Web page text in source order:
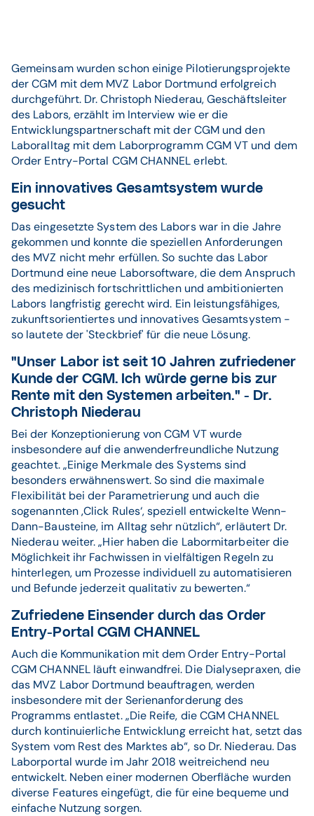
Gemeinsam wurden schon einige Pilotierungsprojekte
der CGM mit dem MVZ Labor Dortmund erfolgreich
durchgeführt. Dr. Christoph Niederau, Geschäftsleiter
des Labors, erzählt im Interview wie er die
Entwicklungspartnerschaft mit der CGM und den
Laboralltag mit dem Laborprogramm CGM VT und dem
Order Entry-Portal CGM CHANNEL erlebt.
Ein innovatives Gesamtsystem wurde
gesucht
Das eingesetzte System des Labors war in die Jahre
gekommen und konnte die speziellen Anforderungen
des MVZ nicht mehr erfüllen. So suchte das Labor
Dortmund eine neue Laborsoftware, die dem Anspruch
des medizinisch fortschrittlichen und ambitionierten
Labors langfristig gerecht wird. Ein leistungsfähiges,
zukunftsorientiertes und innovatives Gesamtsystem -
so lautete der 'Steckbrief' für die neue Lösung.
"Unser Labor ist seit 10 Jahren zufriedener
Kunde der CGM. Ich würde gerne bis zur
Rente mit den Systemen arbeiten." - Dr.
Christoph Niederau
Bei der Konzeptionierung von CGM VT wurde
insbesondere auf die anwenderfreundliche Nutzung
geachtet. „Einige Merkmale des Systems sind
besonders erwähnenswert. So sind die maximale
Flexibilität bei der Parametrierung und auch die
sogenannten ‚Click Rules‘, speziell entwickelte Wenn-
Dann-Bausteine, im Alltag sehr nützlich“, erläutert Dr.
Niederau weiter. „Hier haben die Labormitarbeiter die
Möglichkeit ihr Fachwissen in vielfältigen Regeln zu
hinterlegen, um Prozesse individuell zu automatisieren
und Befunde jederzeit qualitativ zu bewerten.“
Zufriedene Einsender durch das Order
Entry-Portal CGM CHANNEL
Auch die Kommunikation mit dem Order Entry-Portal
CGM CHANNEL läuft einwandfrei. Die Dialysepraxen, die
das MVZ Labor Dortmund beauftragen, werden
insbesondere mit der Serienanforderung des
Programms entlastet. „Die Reife, die CGM CHANNEL
durch kontinuierliche Entwicklung erreicht hat, setzt das
System vom Rest des Marktes ab“, so Dr. Niederau. Das
Laborportal wurde im Jahr 2018 weitreichend neu
entwickelt. Neben einer modernen Oberfläche wurden
diverse Features eingefügt, die für eine bequeme und
einfache Nutzung sorgen.